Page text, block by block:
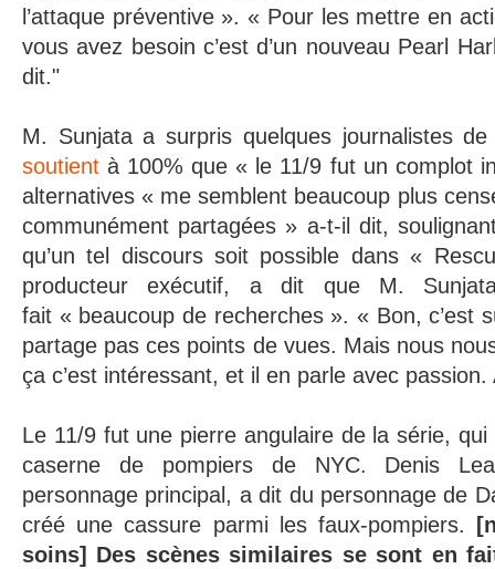
l’attaque préventive ». « Pour les mettre en
vous avez besoin c’est d’un nouveau Pearl
dit."
M. Sunjata a surpris quelques journalistes de
soutient à 100% que « le 11/9 fut un complot
alternatives « me semblent beaucoup plus
communément partagées » a-t-il dit,
qu’un tel discours soit possible dans «
producteur exécutif, a dit que M.
fait « beaucoup de recherches ». « Bon, c’est
partage pas ces points de vues. Mais nous
ça c’est intéressant, et il en parle avec
Le 11/9 fut une pierre angulaire de la série,
caserne de pompiers de NYC. Denis
personnage principal, a dit du personnage de
créé une cassure parmi les faux-pompiers.
soins] Des scènes similaires se sont en